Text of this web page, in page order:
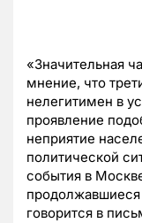
«Значительная
мнение, что
нелегитимен в
проявление
неприятие
политической
события в
говорится в